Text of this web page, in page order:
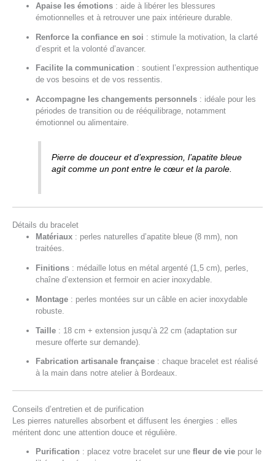
Apaise les émotions : aide à libérer les blessures
émotionnelles et à retrouver une paix intérieure durable.
Renforce la confiance en soi : stimule la motivation, la clarté
d’esprit et la volonté d’avancer.
Facilite la communication : soutient l’expression authentique
de vos besoins et de vos ressentis.
Accompagne les changements personnels : idéale pour les
périodes de transition ou de rééquilibrage, notamment
émotionnel ou alimentaire.
Pierre de douceur et d’expression, l’apatite bleue
agit comme un pont entre le cœur et la parole.
Détails du bracelet
Matériaux : perles naturelles d’apatite bleue (8 mm), non
traitées.
Finitions : médaille lotus en métal argenté (1,5 cm), perles,
chaîne d’extension et fermoir en acier inoxydable.
Montage : perles montées sur un câble en acier inoxydable
robuste.
Taille : 18 cm + extension jusqu’à 22 cm (adaptation sur
mesure offerte sur demande).
Fabrication artisanale française : chaque bracelet est réalisé
à la main dans notre atelier à Bordeaux.
Conseils d’entretien et de purification
Les pierres naturelles absorbent et diffusent les énergies : elles
méritent donc une attention douce et régulière.
Purification : placez votre bracelet sur unefleur de vie pour le